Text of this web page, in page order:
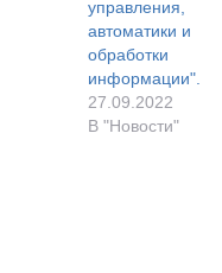
широкому кругу
вопросов
современных
технологий
управления и
управления,
автоматики и
обработки
информации".
27.09.2022
В "Новости"